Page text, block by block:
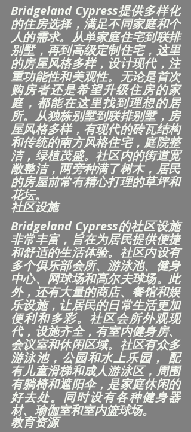
Bridgeland Cypress提供多样化
的住房选择，满足不同家庭和个
人的需求。从单家庭住宅到联排
别墅，再到高级定制住宅，这里
的房屋风格多样，设计现代，注
重功能性和美观性。无论是首次
购房者还是希望升级住房的家
庭，都能在这里找到理想的居
所。从独栋别墅到联排别墅，房
屋风格多样，有现代的砖瓦结构
和传统的南方风格住宅，庭院整
洁，绿植茂盛。社区内的街道宽
敞整洁，两旁种满了树木，居民
的房屋前常有精心打理的草坪和
花坛。
社区设施
Bridgeland Cypress的社区设施
非常丰富，旨在为居民提供便捷
和舒适的生活体验。社区内设有
多个俱乐部会所、游泳池、健身
中心、网球场和高尔夫球场。此
外，还有大量的商店、餐馆和娱
乐设施，让居民的日常生活更加
便利和多彩。社区会所外观现
代，设施齐全，有室内健身房、
会议室和休闲区域。社区有众多
游泳池，公园和水上乐园， 配
有儿童滑梯和成人游泳区，周围
有躺椅和遮阳伞，是家庭休闲的
好去处。同时设有各种健身器
材、瑜伽室和室内篮球场。
教育资源